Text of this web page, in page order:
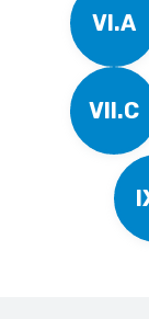
VI.A
VII.C